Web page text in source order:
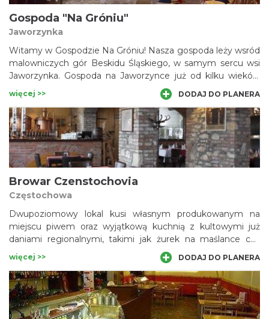
Gospoda "Na Gróniu"
Jaworzynka
Witamy w Gospodzie Na Gróniu! Nasza gospoda leży wsród
malowniczych gór Beskidu Śląskiego, w samym sercu wsi
Jaworzynka. Gospoda na Jaworzynce już od kilku wieków
jest miejscem spotkań tutejszych górali.
więcej >> DODAJ DO PLANERA
Browar Czenstochovia
Częstochowa
Dwupoziomowy lokal kusi własnym produkowanym na
miejscu piwem oraz wyjątkową kuchnią z kultowymi już
daniami regionalnymi, takimi jak żurek na maślance czy
znakomita golonka w piwie.
więcej >> DODAJ DO PLANERA